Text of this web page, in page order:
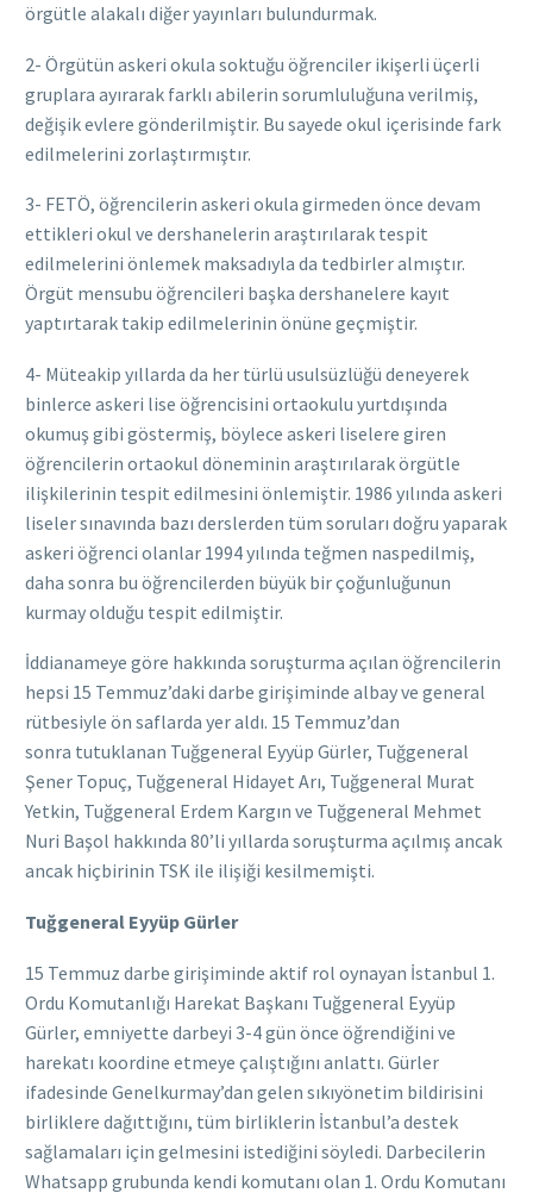
örgütle alakalı diğer yayınları bulundurmak.
2- Örgütün askeri okula soktuğu öğrenciler ikişerli üçerli
gruplara ayırarak farklı abilerin sorumluluğuna verilmiş,
değişik evlere gönderilmiştir. Bu sayede okul içerisinde fark
edilmelerini zorlaştırmıştır.
3- FETÖ, öğrencilerin askeri okula girmeden önce devam
ettikleri okul ve dershanelerin araştırılarak tespit
edilmelerini önlemek maksadıyla da tedbirler almıştır.
Örgüt mensubu öğrencileri başka dershanelere kayıt
yaptırtarak takip edilmelerinin önüne geçmiştir.
4- Müteakip yıllarda da her türlü usulsüzlüğü deneyerek
binlerce askeri lise öğrencisini ortaokulu yurtdışında
okumuş gibi göstermiş, böylece askeri liselere giren
öğrencilerin ortaokul döneminin araştırılarak örgütle
ilişkilerinin tespit edilmesini önlemiştir. 1986 yılında askeri
liseler sınavında bazı derslerden tüm soruları doğru yaparak
askeri öğrenci olanlar 1994 yılında teğmen naspedilmiş,
daha sonra bu öğrencilerden büyük bir çoğunluğunun
kurmay olduğu tespit edilmiştir.
İddianameye göre hakkında soruşturma açılan öğrencilerin
hepsi 15 Temmuz’daki darbe girişiminde albay ve general
rütbesiyle ön saflarda yer aldı. 15 Temmuz’dan
sonra tutuklanan Tuğgeneral Eyyüp Gürler, Tuğgeneral
Şener Topuç, Tuğgeneral Hidayet Arı, Tuğgeneral Murat
Yetkin, Tuğgeneral Erdem Kargın ve Tuğgeneral Mehmet
Nuri Başol hakkında 80’li yıllarda soruşturma açılmış ancak
ancak hiçbirinin TSK ile ilişiği kesilmemişti.
Tuğgeneral Eyyüp Gürler
15 Temmuz darbe girişiminde aktif rol oynayan İstanbul 1.
Ordu Komutanlığı Harekat Başkanı Tuğgeneral Eyyüp
Gürler, emniyette darbeyi 3-4 gün önce öğrendiğini ve
harekatı koordine etmeye çalıştığını anlattı. Gürler
ifadesinde Genelkurmay’dan gelen sıkıyönetim bildirisini
birliklere dağıttığını, tüm birliklerin İstanbul’a destek
sağlamaları için gelmesini istediğini söyledi. Darbecilerin
Whatsapp grubunda kendi komutanı olan 1. Ordu Komutanı